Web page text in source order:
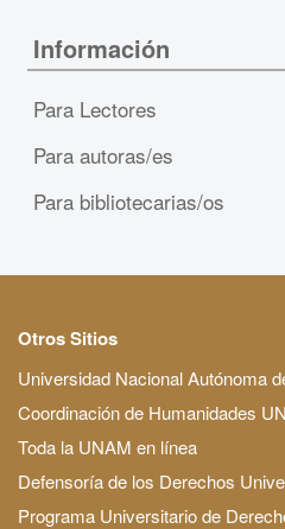
Información
Para Lectores
Para autoras/es
Para bibliotecarias/os
Otros Sitios
Universidad Nacional Autónoma
Coordinación de Humanidades
Toda la UNAM en línea
Defensoría de los Derechos
Programa Universitario de